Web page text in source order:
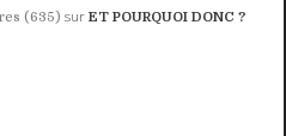
(635) surET POURQUOI DONC ?